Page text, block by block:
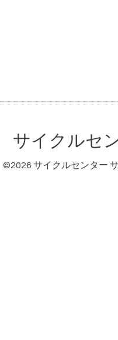
サイクルセ
©2026 サイクルセンター